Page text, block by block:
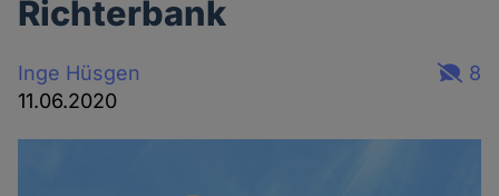
Richterbank
Inge Hüsgen
11.06.2020
8